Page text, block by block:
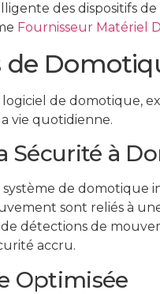
des dispositifs
Fournisseur Matériel
de
de domotique,
vie quotidienne.
Sécurité à
de domotique
sont reliés à
détections de
accru.
Optimisée